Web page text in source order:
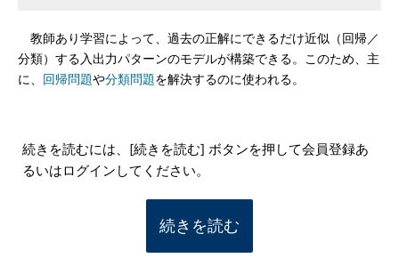
教師あり学習によって、過去の正解にできるだけ近似（回帰／
分類）する入出力パターンのモデルが構築できる。このため、主
に、 回帰問題や分類問題を解決するのに使われる。
続きを読むには、[続きを読む] ボタンを押して会員登録あ
るいはログインしてください。
続きを読む